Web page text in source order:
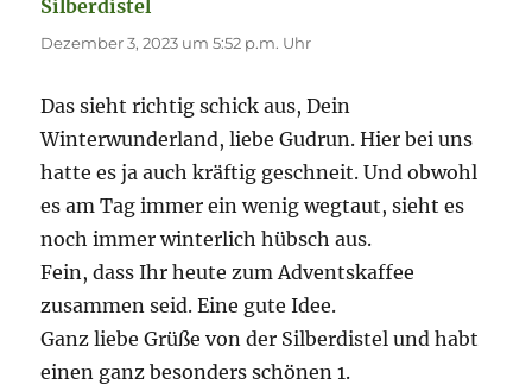
Silberdistel
Dezember 3, 2023 um 5:52 p.m. Uhr
Das sieht richtig schick aus, Dein
Winterwunderland, liebe Gudrun. Hier bei uns
hatte es ja auch kräftig geschneit. Und obwohl
es am Tag immer ein wenig wegtaut, sieht es
noch immer winterlich hübsch aus.
Fein, dass Ihr heute zum Adventskaffee
zusammen seid. Eine gute Idee.
Ganz liebe Grüße von der Silberdistel und habt
einen ganz besonders schönen 1.